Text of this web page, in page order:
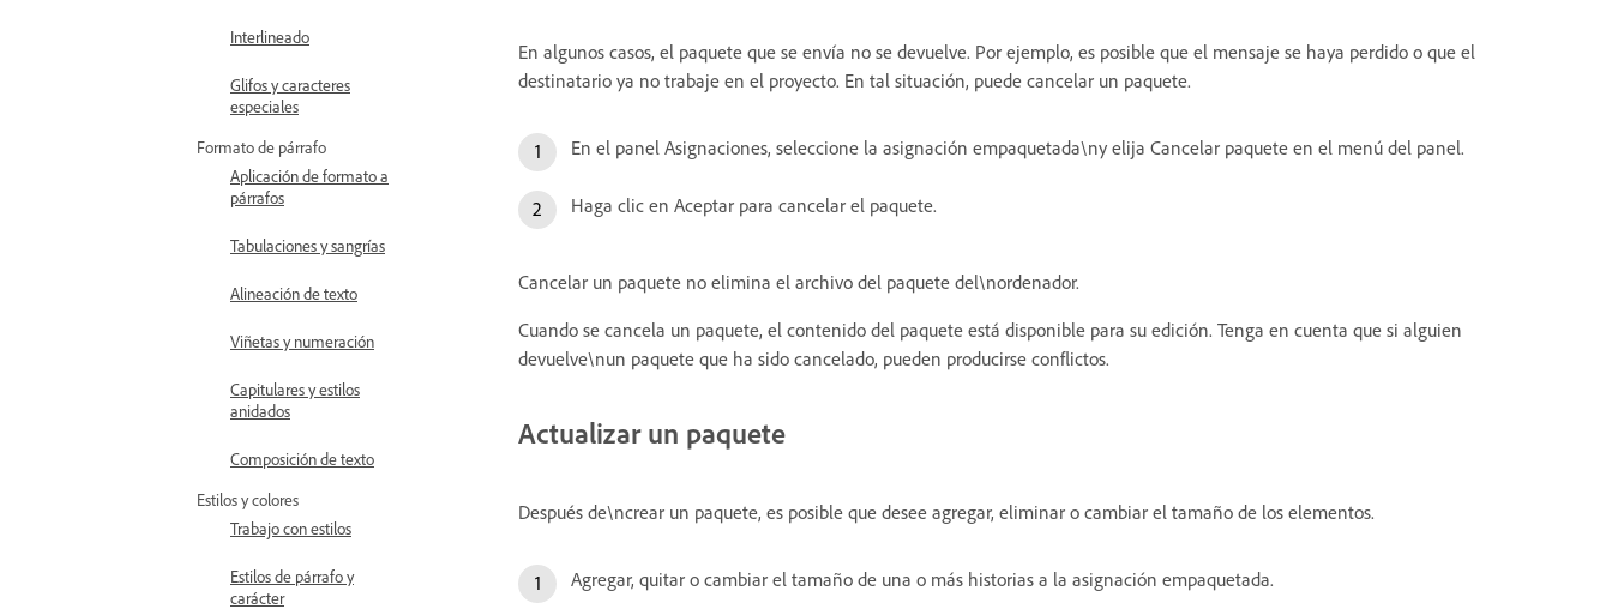
Interlineado
Glifos y caracteres
especiales
Formato de párrafo
Aplicación de formato a
párrafos
Tabulaciones y sangrías
Alineación de texto
Viñetas y numeración
Capitulares y estilos
anidados
Composición de texto
Estilos y colores
Trabajo con estilos
Estilos de párrafo y
carácter
En algunos casos, el paquete que se envía no se devuelve. Por ejemplo, es posible que el mensaje se haya perdido o que el
destinatario ya no trabaje en el proyecto. En tal situación, puede cancelar un paquete.
En el panel Asignaciones, seleccione la asignación empaquetada\ny elija Cancelar paquete en el menú del panel.
Haga clic en Aceptar para cancelar el paquete.
Cancelar un paquete no elimina el archivo del paquete del\nordenador.
Cuando se cancela un paquete, el contenido del paquete está disponible para su edición. Tenga en cuenta que si alguien
devuelve\nun paquete que ha sido cancelado, pueden producirse conflictos.
Actualizar un paquete
Después de\ncrear un paquete, es posible que desee agregar, eliminar o cambiar el tamaño de los elementos.
Agregar, quitar o cambiar el tamaño de una o más historias a la asignación empaquetada.